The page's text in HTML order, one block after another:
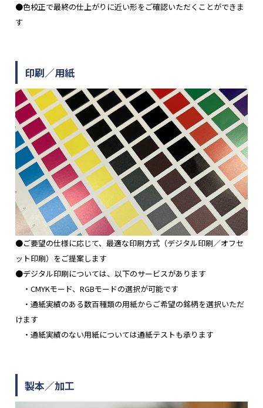
●色校正で最終の仕上がりに近い形をご確認いただくことができま
す
印刷／用紙
●ご要望の仕様に応じて、最適な印刷方式（デジタル印刷／オフセ
ット印刷）をご提案します
●デジタル印刷については、以下のサービスがあります
・CMYKモード、RGBモードの選択が可能です
・通紙実績のある数百種類の用紙からご希望の銘柄を選択いただ
けます
・通紙実績のない用紙については通紙テストも承ります
製本／加工